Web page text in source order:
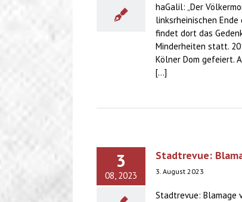
haGalil: „Der
linksrheinischen
findet dort das
Minderheiten statt.
Kölner Dom gefeiert.
[...]
3
08, 2023
Stadtrevue:
3. August 2023
Stadtrevue: Blamage